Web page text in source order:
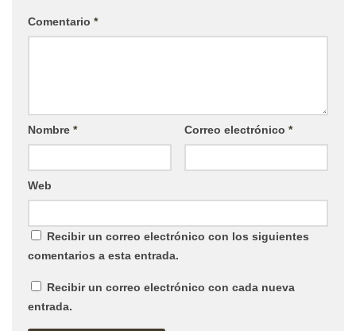
Comentario *
Nombre * Correo electrónico *
Web
Recibir un correo electrónico con los siguientes
comentarios a esta entrada.
Recibir un correo electrónico con cada nueva
entrada.